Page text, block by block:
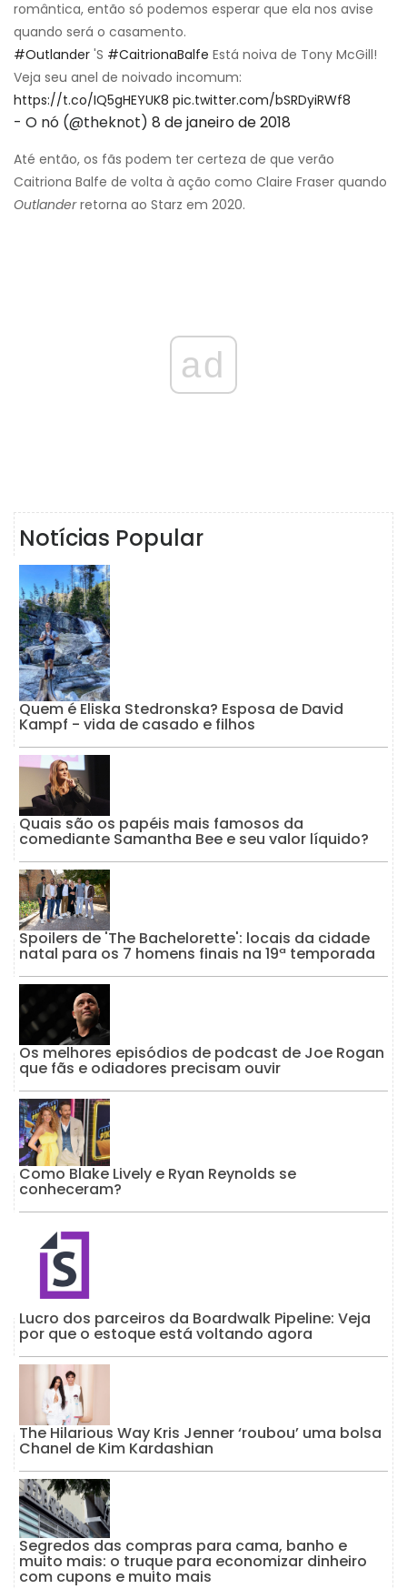
romântica, então só podemos esperar que ela nos avise
quando será o casamento.
#Outlander 'S #CaitrionaBalfe Está noiva de Tony McGill!
Veja seu anel de noivado incomum:
https://t.co/IQ5gHEYUK8 pic.twitter.com/bSRDyiRWf8
- O nó (@theknot) 8 de janeiro de 2018
Até então, os fãs podem ter certeza de que verão
Caitriona Balfe de volta à ação como Claire Fraser quando
Outlanderretorna ao Starz em 2020.
ad
Notícias Popular
Quem é Eliska Stedronska? Esposa de David
Kampf - vida de casado e filhos
Quais são os papéis mais famosos da
comediante Samantha Bee e seu valor líquido?
Spoilers de 'The Bachelorette': locais da cidade
natal para os 7 homens finais na 19ª temporada
Os melhores episódios de podcast de Joe Rogan
que fãs e odiadores precisam ouvir
Como Blake Lively e Ryan Reynolds se
conheceram?
Lucro dos parceiros da Boardwalk Pipeline: Veja
por que o estoque está voltando agora
The Hilarious Way Kris Jenner ‘roubou’ uma bolsa
Chanel de Kim Kardashian
Segredos das compras para cama, banho e
muito mais: o truque para economizar dinheiro
com cupons e muito mais